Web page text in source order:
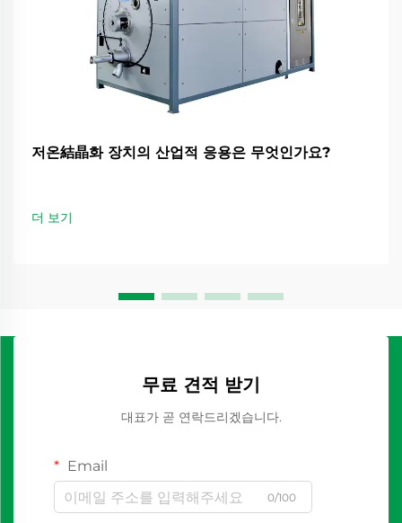
저온結晶화 장치의 산업적 응용은 무엇인가요?
더 보기
무료 견적 받기
대표가 곧 연락드리겠습니다.
Email
0/100